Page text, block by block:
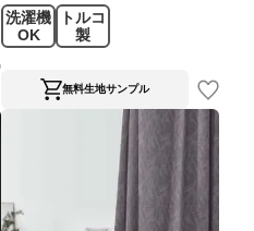
洗濯機
OK
トルコ
製
無料生地サンプル